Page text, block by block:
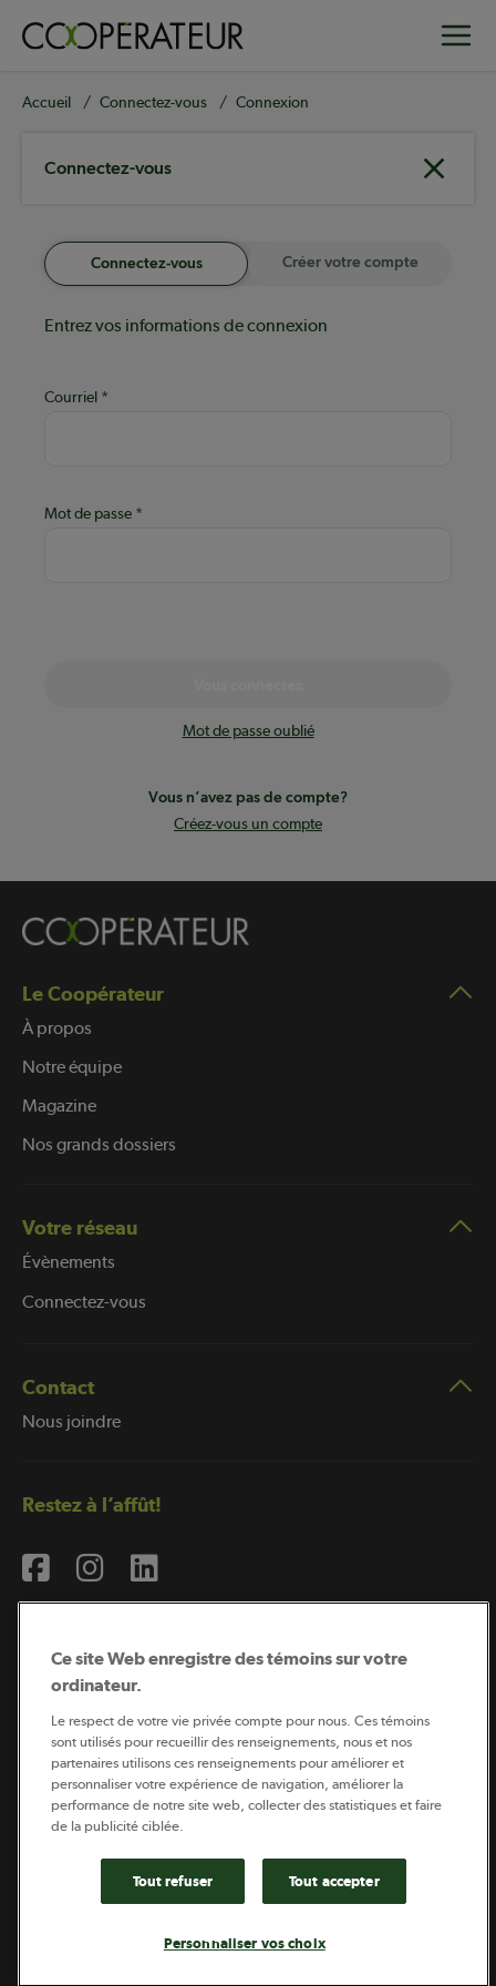
principal
Fil
Accueil Connectez-vous Connexion
Connectez-vous
Connectez-vous Créer votre compte
Entrez vos informations de connexion
Courriel
Mot de passe
Mot de passe oublié
Vous n’avez pas de compte?
Créez-vous un compte
Le Coopérateur
À propos
Notre équipe
Magazine
Nos grands dossiers
Votre réseau
Évènements
Connectez-vous
Contact
Nous joindre
Restez à l’affût!
Coopérateur est publié par Sollio Groupe Coopératif.
Il est l’outil d’information de la coopération agricole
québécoise.
Ce site Web enregistre des témoins sur votre
ordinateur.
Le respect de votre vie privée compte pour nous. Ces témoins
sont utilisés pour recueillir des renseignements, nous et nos
partenaires utilisons ces renseignements pour améliorer et
personnaliser votre expérience de navigation, améliorer la
performance de notre site web, collecter des statistiques et faire
de la publicité ciblée.
Tout refuser Tout accepter
Personnaliser vos choix